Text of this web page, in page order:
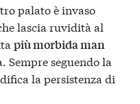
palato è invaso
lascia ruvidità al
più morbida man
Sempre seguendo la
la persistenza di